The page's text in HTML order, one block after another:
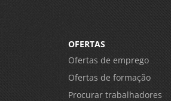
OFERTAS
Ofertas de emprego
Ofertas de formação
Procurar trabalhadores